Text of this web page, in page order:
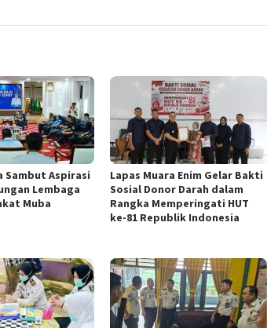
Sambut Aspirasi
Lembaga
Muba
Lapas Muara Enim Gelar Bakti
Sosial Donor Darah dalam
Rangka Memperingati HUT
ke-81 Republik Indonesia